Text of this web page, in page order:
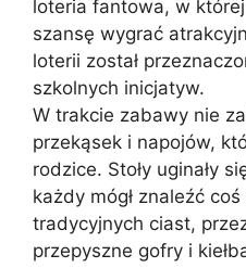
loteria fantowa, w
szansę wygrać
loterii został
szkolnych inicjatyw.
W trakcie zabawy nie
przekąsek i napojów,
rodzice. Stoły uginały
każdy mógł znaleźć
tradycyjnych ciast,
przepyszne gofry i